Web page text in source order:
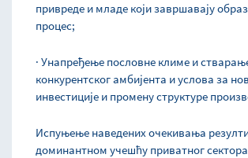
привреде и младе који завршавају
процес;
· Унапређење пословне климе и
конкурентског амбијента и услова за
инвестиције и промену структуре
Испуњење наведених очекивања
доминантном учешћу приватног